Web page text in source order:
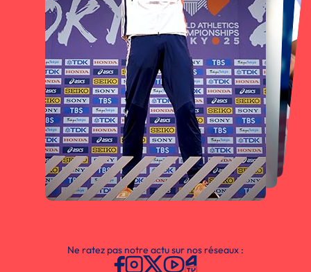
Ne ratez pas notre actu sur nos réseaux :